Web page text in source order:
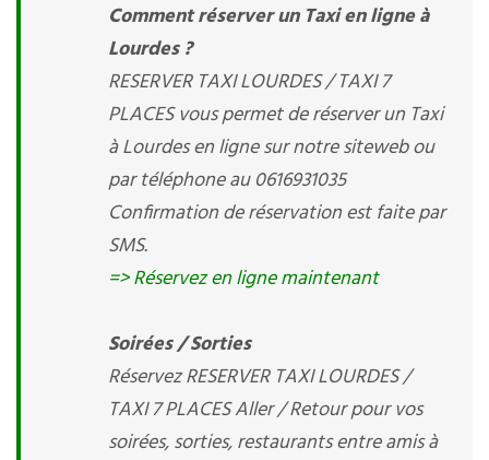
Comment réserver un Taxi en ligne à
Lourdes ?
RESERVER TAXI LOURDES / TAXI 7
PLACES vous permet de réserver un Taxi
à Lourdes en ligne sur notre siteweb ou
par téléphone au 0616931035
Confirmation de réservation est faite par
SMS.
=> Réservez en ligne maintenant
Soirées / Sorties
Réservez RESERVER TAXI LOURDES /
TAXI 7 PLACES Aller / Retour pour vos
soirées, sorties, restaurants entre amis à